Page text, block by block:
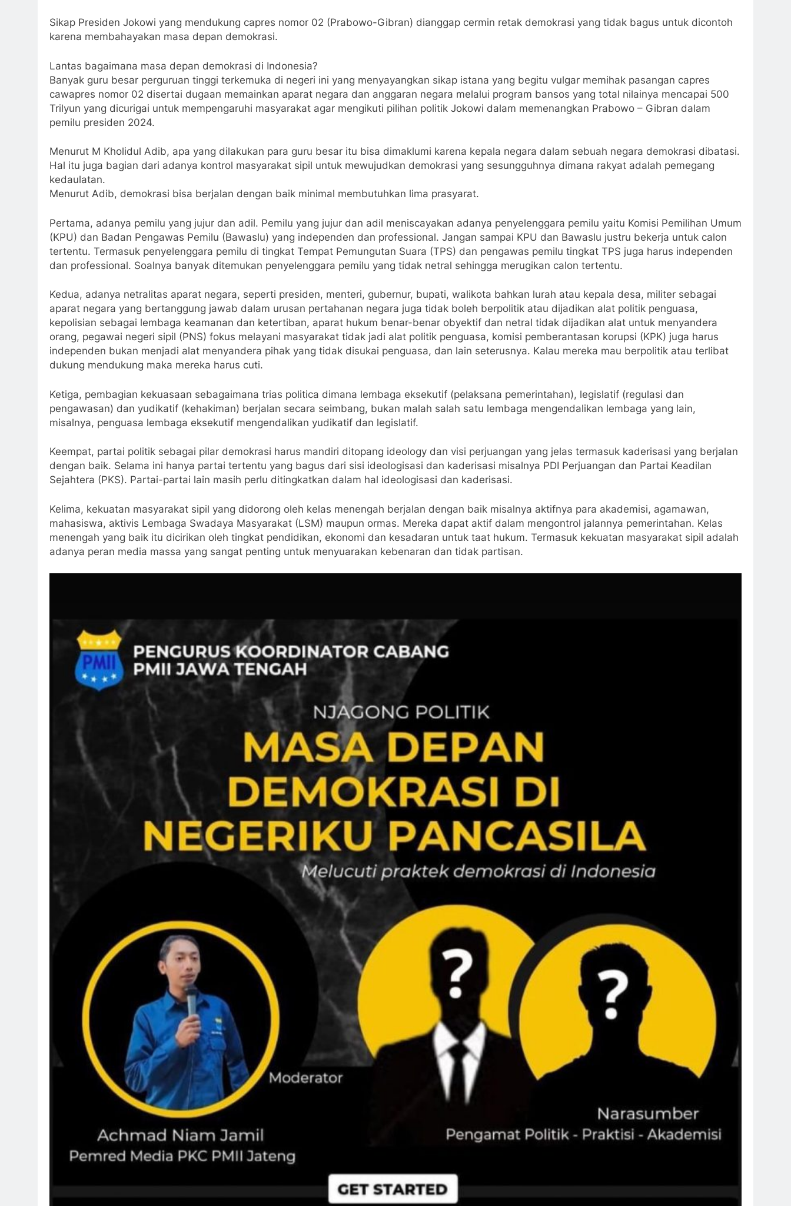
Sikap Presiden Jokowi yang mendukung capres nomor 02 (Prabowo-Gibran) dianggap cermin retak demokrasi yang tidak bagus untuk dicontoh
karena membahayakan masa depan demokrasi.
Lantas bagaimana masa depan demokrasi di Indonesia?
Banyak guru besar perguruan tinggi terkemuka di negeri ini yang menyayangkan sikap istana yang begitu vulgar memihak pasangan capres
cawapres nomor 02 disertai dugaan memainkan aparat negara dan anggaran negara melalui program bansos yang total nilainya mencapai 500
Trilyun yang dicurigai untuk mempengaruhi masyarakat agar mengikuti pilihan politik Jokowi dalam memenangkan Prabowo – Gibran dalam
pemilu presiden 2024.
Menurut M Kholidul Adib, apa yang dilakukan para guru besar itu bisa dimaklumi karena kepala negara dalam sebuah negara demokrasi dibatasi.
Hal itu juga bagian dari adanya kontrol masyarakat sipil untuk mewujudkan demokrasi yang sesungguhnya dimana rakyat adalah pemegang
kedaulatan.
Menurut Adib, demokrasi bisa berjalan dengan baik minimal membutuhkan lima prasyarat.
Pertama, adanya pemilu yang jujur dan adil. Pemilu yang jujur dan adil meniscayakan adanya penyelenggara pemilu yaitu Komisi Pemilihan Umum
(KPU) dan Badan Pengawas Pemilu (Bawaslu) yang independen dan professional. Jangan sampai KPU dan Bawaslu justru bekerja untuk calon
tertentu. Termasuk penyelenggara pemilu di tingkat Tempat Pemungutan Suara (TPS) dan pengawas pemilu tingkat TPS juga harus independen
dan professional. Soalnya banyak ditemukan penyelenggara pemilu yang tidak netral sehingga merugikan calon tertentu.
Kedua, adanya netralitas aparat negara, seperti presiden, menteri, gubernur, bupati, walikota bahkan lurah atau kepala desa, militer sebagai
aparat negara yang bertanggung jawab dalam urusan pertahanan negara juga tidak boleh berpolitik atau dijadikan alat politik penguasa,
kepolisian sebagai lembaga keamanan dan ketertiban, aparat hukum benar-benar obyektif dan netral tidak dijadikan alat untuk menyandera
orang, pegawai negeri sipil (PNS) fokus melayani masyarakat tidak jadi alat politik penguasa, komisi pemberantasan korupsi (KPK) juga harus
independen bukan menjadi alat menyandera pihak yang tidak disukai penguasa, dan lain seterusnya. Kalau mereka mau berpolitik atau terlibat
dukung mendukung maka mereka harus cuti.
Ketiga, pembagian kekuasaan sebagaimana trias politica dimana lembaga eksekutif (pelaksana pemerintahan), legislatif (regulasi dan
pengawasan) dan yudikatif (kehakiman) berjalan secara seimbang, bukan malah salah satu lembaga mengendalikan lembaga yang lain,
misalnya, penguasa lembaga eksekutif mengendalikan yudikatif dan legislatif.
Keempat, partai politik sebagai pilar demokrasi harus mandiri ditopang ideology dan visi perjuangan yang jelas termasuk kaderisasi yang berjalan
dengan baik. Selama ini hanya partai tertentu yang bagus dari sisi ideologisasi dan kaderisasi misalnya PDI Perjuangan dan Partai Keadilan
Sejahtera (PKS). Partai-partai lain masih perlu ditingkatkan dalam hal ideologisasi dan kaderisasi.
Kelima, kekuatan masyarakat sipil yang didorong oleh kelas menengah berjalan dengan baik misalnya aktifnya para akademisi, agamawan,
mahasiswa, aktivis Lembaga Swadaya Masyarakat (LSM) maupun ormas. Mereka dapat aktif dalam mengontrol jalannya pemerintahan. Kelas
menengah yang baik itu dicirikan oleh tingkat pendidikan, ekonomi dan kesadaran untuk taat hukum. Termasuk kekuatan masyarakat sipil adalah
adanya peran media massa yang sangat penting untuk menyuarakan kebenaran dan tidak partisan.